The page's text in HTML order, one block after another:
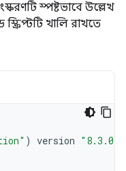
স্পষ্টভাবে উল্লেখ
খালি রাখতে
) version "8.3.0"